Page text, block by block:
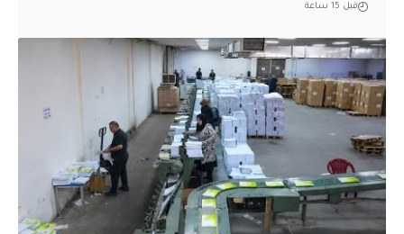
قبل 15 ساعة